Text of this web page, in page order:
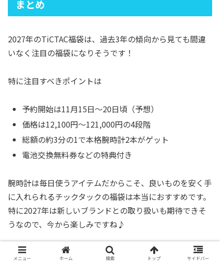
まとめ
2027年のTiCTAC福袋は、過去3年の傾向から見ても間違
いなく注目の福袋になりそうです！
特に注目すべきポイントは
予約開始は11月15日～20日頃（予想）
価格は12,100円～121,000円の4段階
総額の約3分の1で本格腕時計2本がゲット
電池交換無料券などの特典付き
腕時計は毎日使うアイテムだからこそ、良いものを安く手
に入れられるチックタックの福袋は本当におすすめです。
特に2027年は新しいブランドとの取り扱いも期待できそ
うなので、今から楽しみですね♪
確実にゲットしたい方は、今のうちから公式サイトでの会
メニュー ホーム 検索 トップ サイドバー